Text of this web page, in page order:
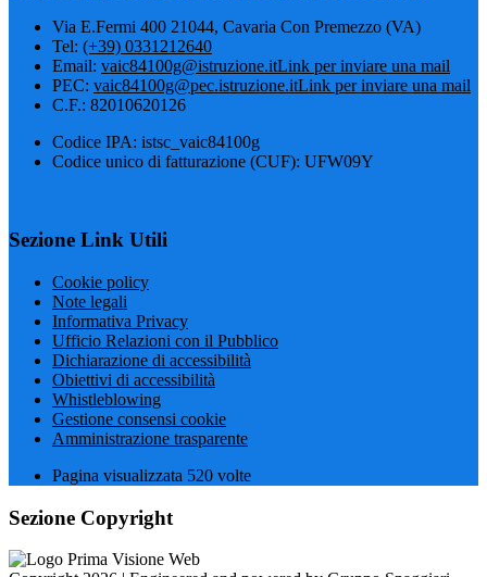
Via E.Fermi 400 21044, Cavaria Con Premezzo (VA)
Tel: (+39) 0331212640
Email: vaic84100g@istruzione.itLink per inviare una mail
PEC: vaic84100g@pec.istruzione.itLink per inviare una mail
C.F.: 82010620126
Codice IPA: istsc_vaic84100g
Codice unico di fatturazione (CUF): UFW09Y
Sezione Link Utili
Cookie policy
Note legali
Informativa Privacy
Ufficio Relazioni con il Pubblico
Dichiarazione di accessibilità
Obiettivi di accessibilità
Whistleblowing
Gestione consensi cookie
Amministrazione trasparente
Pagina visualizzata 520 volte
Sezione Copyright